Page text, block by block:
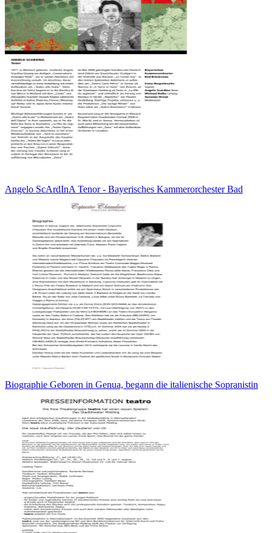
Angelo ScArdInA Tenor - Bayerisches Kammerorchester Bad
Biographie Geboren in Genua, begann die italienische Sopranistin